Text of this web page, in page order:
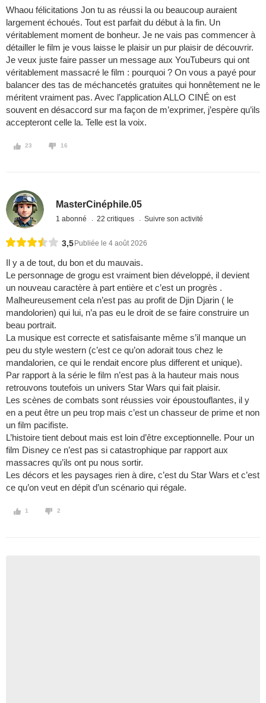
Whaou félicitations Jon tu as réussi la ou beaucoup auraient
largement échoués. Tout est parfait du début à la fin. Un
véritablement moment de bonheur. Je ne vais pas commencer à
détailler le film je vous laisse le plaisir un pur plaisir de découvrir.
Je veux juste faire passer un message aux YouTubeurs qui ont
véritablement massacré le film : pourquoi ? On vous a payé pour
balancer des tas de méchancetés gratuites qui honnêtement ne le
méritent vraiment pas. Avec l’application ALLO CINÉ on est
souvent en désaccord sur ma façon de m’exprimer, j’espère qu’ils
accepteront celle la. Telle est la voix.
23 16
MasterCinéphile.05
1 abonné 22 critiques Suivre son activité
3,5 Publiée le 4 août 2026
Il y a de tout, du bon et du mauvais.
Le personnage de grogu est vraiment bien développé, il devient
un nouveau caractère à part entière et c’est un progrès .
Malheureusement cela n’est pas au profit de Djin Djarin ( le
mandolorien) qui lui, n’a pas eu le droit de se faire construire un
beau portrait.
La musique est correcte et satisfaisante même s’il manque un
peu du style western (c’est ce qu’on adorait tous chez le
mandalorien, ce qui le rendait encore plus different et unique).
Par rapport à la série le film n’est pas à la hauteur mais nous
retrouvons toutefois un univers Star Wars qui fait plaisir.
Les scènes de combats sont réussies voir époustouflantes, il y
en a peut être un peu trop mais c’est un chasseur de prime et non
un film pacifiste.
L’histoire tient debout mais est loin d’être exceptionnelle. Pour un
film Disney ce n’est pas si catastrophique par rapport aux
massacres qu’ils ont pu nous sortir.
Les décors et les paysages rien à dire, c’est du Star Wars et c’est
ce qu’on veut en dépit d’un scénario qui régale.
1 2